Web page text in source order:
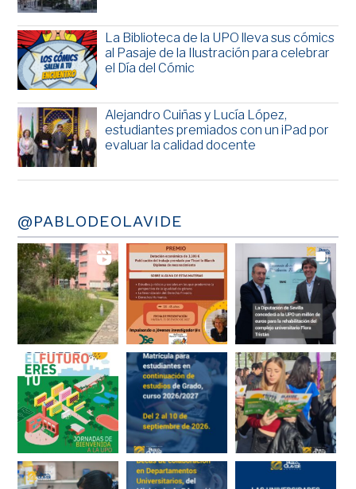
La Biblioteca de la UPO lleva sus cómics
al Pasaje de la Ilustración para celebrar
el Día del Cómic
Alejandro Cuiñas y Lucía López,
estudiantes premiados con un iPad por
evaluar la calidad docente
@PABLODEOLAVIDE